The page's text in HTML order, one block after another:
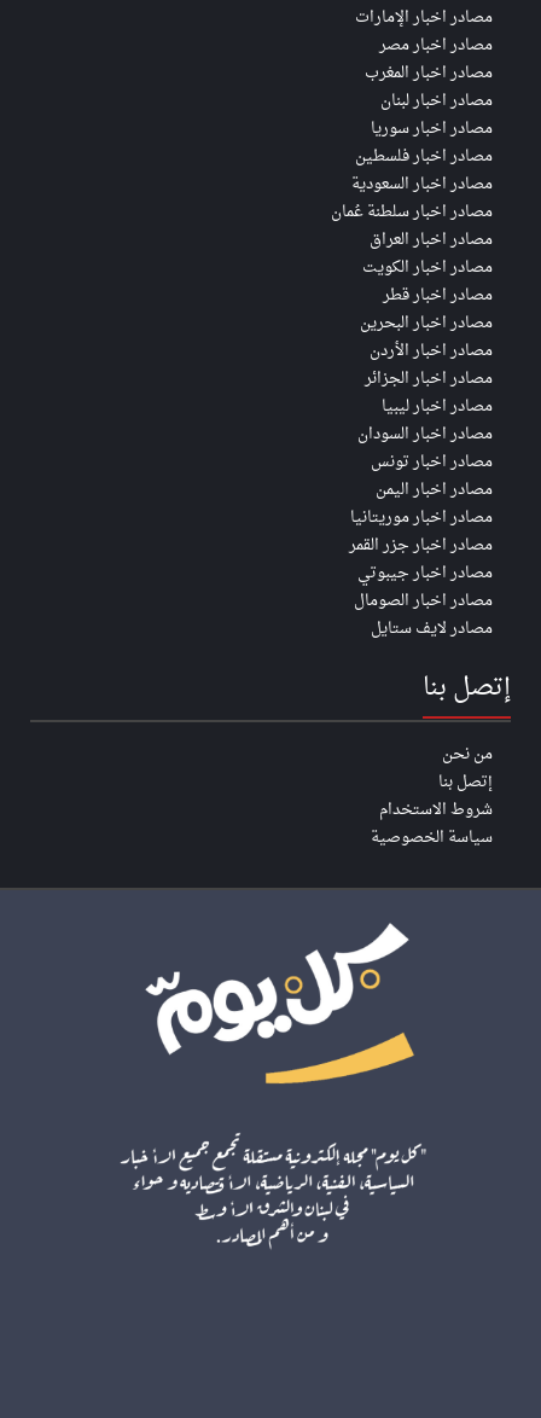
مصادر اخبار الإمارات
مصادر اخبار مصر
مصادر اخبار المغرب
مصادر اخبار لبنان
مصادر اخبار سوريا
مصادر اخبار فلسطين
مصادر اخبار السعودية
مصادر اخبار سلطنة عُمان
مصادر اخبار العراق
مصادر اخبار الكويت
مصادر اخبار قطر
مصادر اخبار البحرين
مصادر اخبار الأردن
مصادر اخبار الجزائر
مصادر اخبار ليبيا
مصادر اخبار السودان
مصادر اخبار تونس
مصادر اخبار اليمن
مصادر اخبار موريتانيا
مصادر اخبار جزر القمر
مصادر اخبار جيبوتي
مصادر اخبار الصومال
مصادر لايف ستايل
إتصل بنا
من نحن
إتصل بنا
شروط الاستخدام
سياسة الخصوصية